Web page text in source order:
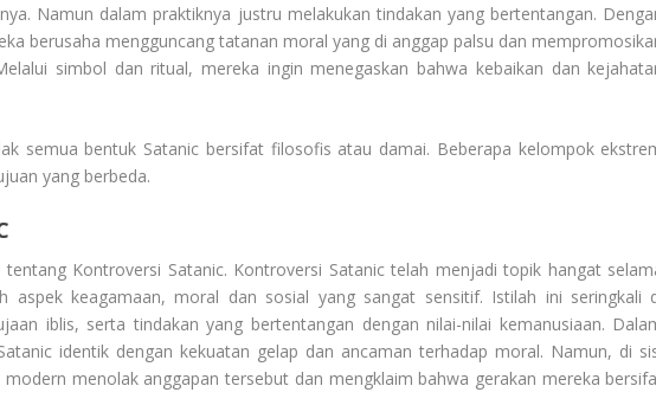
Namun dalam praktiknya justru melakukan tindakan yang bertentangan.
berusaha mengguncang tatanan moral yang di anggap palsu dan
simbol dan ritual, mereka ingin menegaskan bahwa kebaikan dan
semua bentuk Satanic bersifat filosofis atau damai. Beberapa kelompok
yang berbeda.
tentang Kontroversi Satanic. Kontroversi Satanic telah menjadi topik hangat
aspek keagamaan, moral dan sosial yang sangat sensitif. Istilah ini seringkali
iblis, serta tindakan yang bertentangan dengan nilai-nilai kemanusiaan.
identik dengan kekuatan gelap dan ancaman terhadap moral. Namun, di
menolak anggapan tersebut dan mengklaim bahwa gerakan mereka